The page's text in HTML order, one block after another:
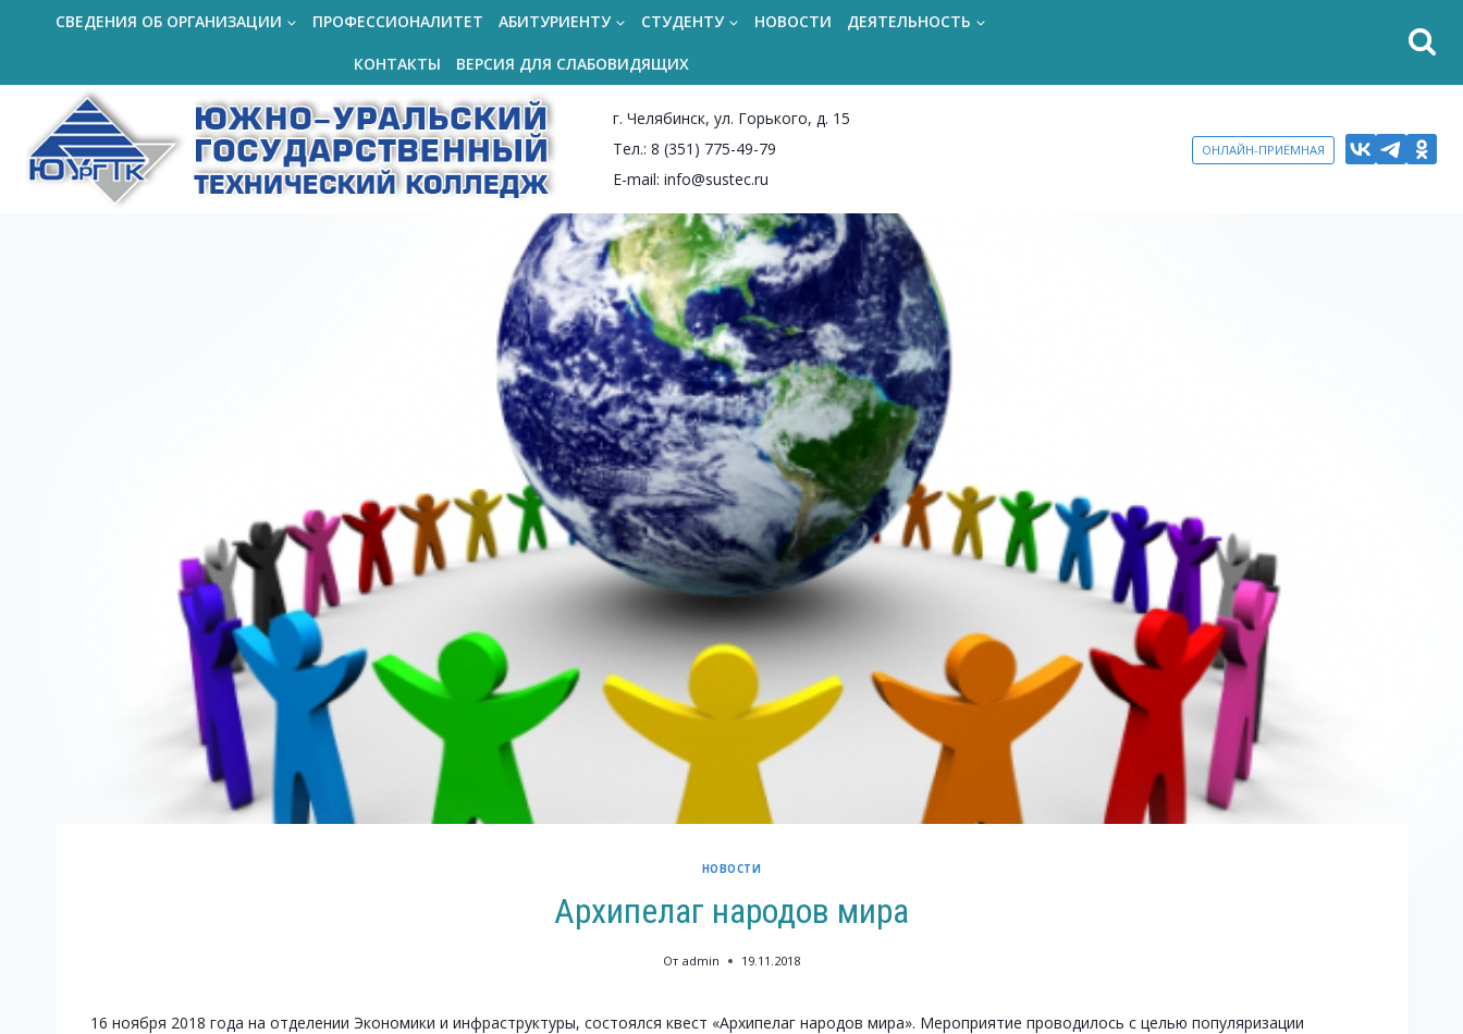
ПерейтиСВЕДЕНИЯ ОБ ОРГАНИЗАЦИИ ПРОФЕССИОНАЛИТЕТ АБИТУРИЕНТУ СТУДЕНТУ НОВОСТИ ДЕЯТЕЛЬНОСТЬ
КОНТАКТЫ ВЕРСИЯ ДЛЯ СЛАБОВИДЯЩИХ
г. Челябинск, ул. Горького, д. 15
Тел.: 8 (351) 775-49-79
E-mail: info@sustec.ru
ОНЛАЙН-ПРИЁМНАЯ
НОВОСТИ
Архипелаг народов мира
От admin 19.11.2018
16 ноября 2018 года на отделении Экономики и инфраструктуры, состоялся квест «Архипелаг народов мира». Мероприятие проводилось с целью популяризации